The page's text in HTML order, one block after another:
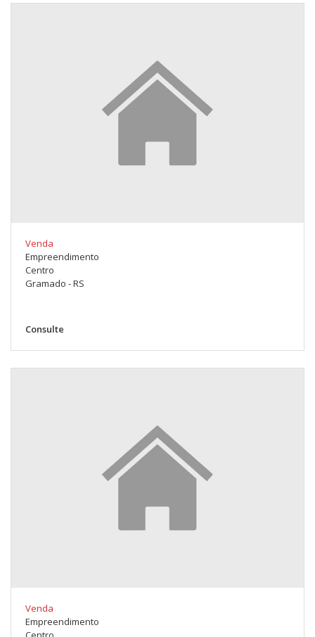
Venda
Empreendimento
Centro
Gramado - RS
Consulte
Venda
Empreendimento